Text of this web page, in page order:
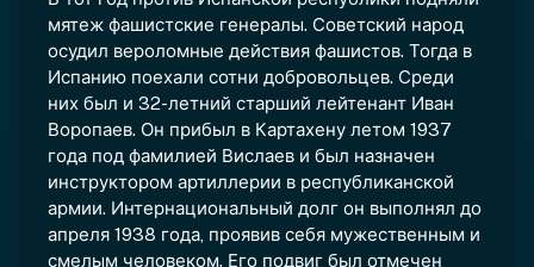
мятеж фашистские генералы. Советский народ
осудил вероломные действия фашистов. Тогда в
Испанию поехали сотни добровольцев. Среди
них был и 32-летний старший лейтенант Иван
Воропаев. Он прибыл в Картахену летом 1937
года под фамилией Вислаев и был назначен
инструктором артиллерии в республиканской
армии. Интернациональный долг он выполнял до
апреля 1938 года, проявив себя мужественным и
смелым человеком. Его подвиг был отмечен